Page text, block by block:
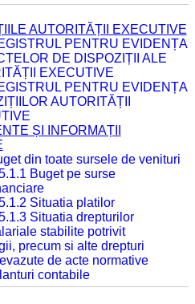
AUTORITĂȚII EXECUTIVE
PENTRU EVIDENȚA
DE DISPOZIȚII ALE
EXECUTIVE
PENTRU EVIDENȚA
AUTORITĂȚII
ȘI INFORMAȚII
din toate sursele de venituri
Buget pe surse
Situatia platilor
Situatia drepturilor
stabilite potrivit
precum si alte drepturi
de acte normative
contabile